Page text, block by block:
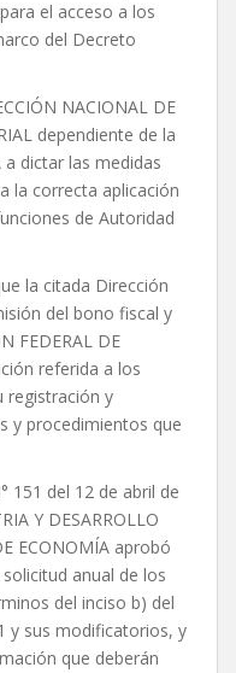
el acceso a los
del Decreto
NACIONAL DE
dependiente de la
a dictar las medidas
la correcta aplicación
de Autoridad
la citada Dirección
del bono fiscal y
FEDERAL DE
referida a los
registración y
y procedimientos que
151 del 12 de abril de
Y DESARROLLO
ECONOMÍA aprobó
anual de los
del inciso b) del
y sus modificatorios, y
que deberán